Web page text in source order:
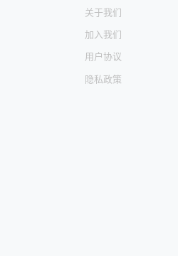
关于我们
加入我们
用户协议
隐私政策